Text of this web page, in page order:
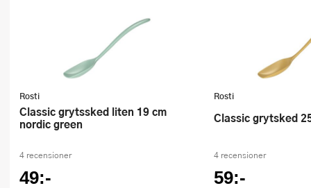
Rosti
Classic grytssked liten 19 cm
nordic green
4 recensioner
49:-
Rosti
Classic grytsked
4 recensioner
59:-